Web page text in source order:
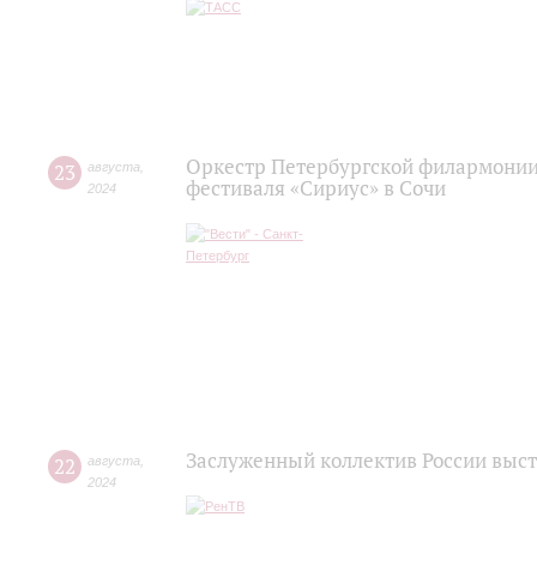
23 августа
2024
Оркестр Петербургской
фестиваля «Сириус» в Сочи
22 августа
2024
Заслуженный коллектив России